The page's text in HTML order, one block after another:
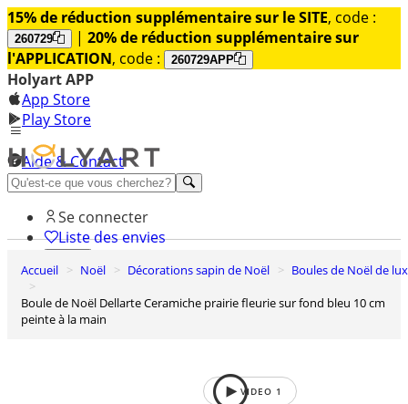
15% de réduction supplémentaire sur le SITE, code :
260729 | 20% de réduction supplémentaire sur
l'APPLICATION, code : 260729APP
Holyart APP
App Store
Play Store
Aide & Contact
Découvrez Premium
Se connecter
Liste des envies
0
Accueil Noël Décorations sapin de Noël
Boules de Noël de
Boule de Noël Dellarte Ceramiche prairie fleurie sur fond bleu 10 cm
peinte à la main
VIDEO 1